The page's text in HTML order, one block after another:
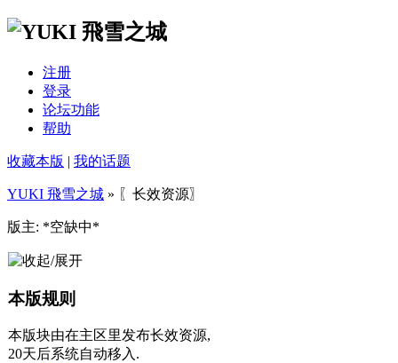
注册
登录
论坛功能
帮助
收藏本版 | 我的话题
YUKI 飛雪之城 » 〖长效资源〗
版主: *空缺中*
本版规则
本版块由在主区里发布长效资源,
20天后系统自动移入.